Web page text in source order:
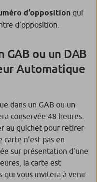
d’opposition qui
d’opposition.
GAB ou un DAB
Automatique
dans un GAB ou un
conservée 48 heures.
au guichet pour retirer
n’est pas en
sur présentation d’une
la carte est
qui vous invitera à venir